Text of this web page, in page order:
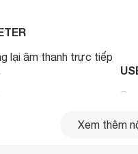
lại âm thanh trực tiếp
. Bằng
bị
Xem thêm